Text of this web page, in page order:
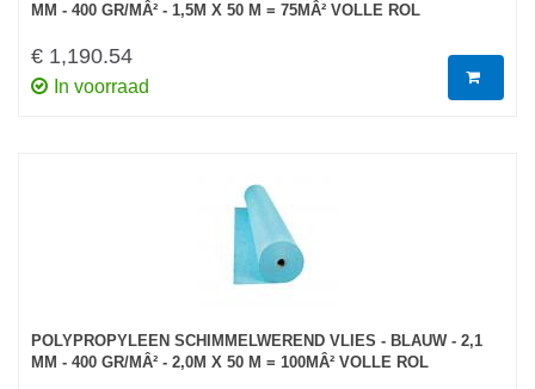
MM - 400 GR/MÂ² - 1,5M X 50 M = 75MÂ² VOLLE ROL
€ 1,190.54
In voorraad
POLYPROPYLEEN SCHIMMELWEREND VLIES - BLAUW - 2,1
MM - 400 GR/MÂ² - 2,0M X 50 M = 100MÂ² VOLLE ROL